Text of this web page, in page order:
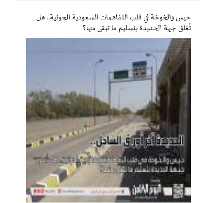
حيس والخوخة في قلب التفاهمات السعودية الحوثية.. هل
تُغلق جبهة الحديدة بتسليم ما تبقى منها؟